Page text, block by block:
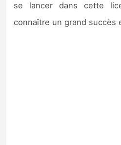
se lancer dans cette
connaître un grand succès